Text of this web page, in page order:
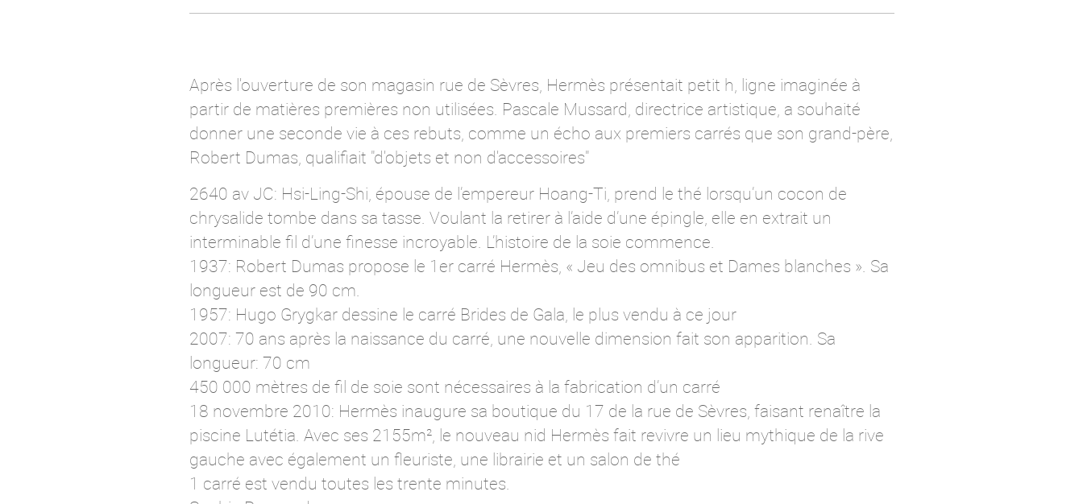
Après l'ouverture de son magasin rue de Sèvres, Hermès présentait petit h, ligne imaginée à
partir de matières premières non utilisées. Pascale Mussard, directrice artistique, a souhaité
donner une seconde vie à ces rebuts, comme un écho aux premiers carrés que son grand-père,
Robert Dumas, qualifiait "d'objets et non d'accessoires"
2640 av JC: Hsi-Ling-Shi, épouse de l’empereur Hoang-Ti, prend le thé lorsqu’un cocon de
chrysalide tombe dans sa tasse. Voulant la retirer à l’aide d’une épingle, elle en extrait un
interminable fil d’une finesse incroyable. L’histoire de la soie commence.
1937: Robert Dumas propose le 1er carré Hermès, « Jeu des omnibus et Dames blanches ». Sa
longueur est de 90 cm.
1957: Hugo Grygkar dessine le carré Brides de Gala, le plus vendu à ce jour
2007: 70 ans après la naissance du carré, une nouvelle dimension fait son apparition. Sa
longueur: 70 cm
450 000 mètres de fil de soie sont nécessaires à la fabrication d’un carré
18 novembre 2010: Hermès inaugure sa boutique du 17 de la rue de Sèvres, faisant renaître la
piscine Lutétia. Avec ses 2155m², le nouveau nid Hermès fait revivre un lieu mythique de la rive
gauche avec également un fleuriste, une librairie et un salon de thé
1 carré est vendu toutes les trente minutes.